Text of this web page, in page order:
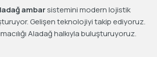
ambarsistemini modern lojistik
Gelişen teknolojiyi takip ediyoruz.
Aladağ halkıyla buluşturuyoruz.